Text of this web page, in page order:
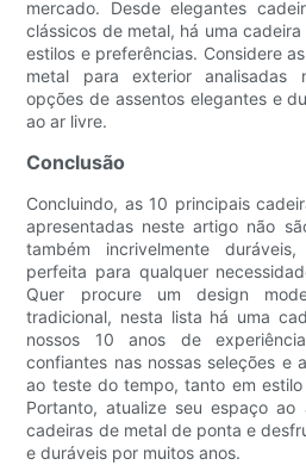
mercado. Desde elegantes
clássicos de metal, há uma
estilos e preferências. Considere
metal para exterior
opções de assentos elegantes e
ao ar livre.
Conclusão
Concluindo, as 10 principais
apresentadas neste artigo não
também incrivelmente
perfeita para qualquer
Quer procure um design
tradicional, nesta lista há uma
nossos 10 anos de
confiantes nas nossas seleções e
ao teste do tempo, tanto em estilo
Portanto, atualize seu espaço
cadeiras de metal de ponta e
e duráveis ​​por muitos anos.